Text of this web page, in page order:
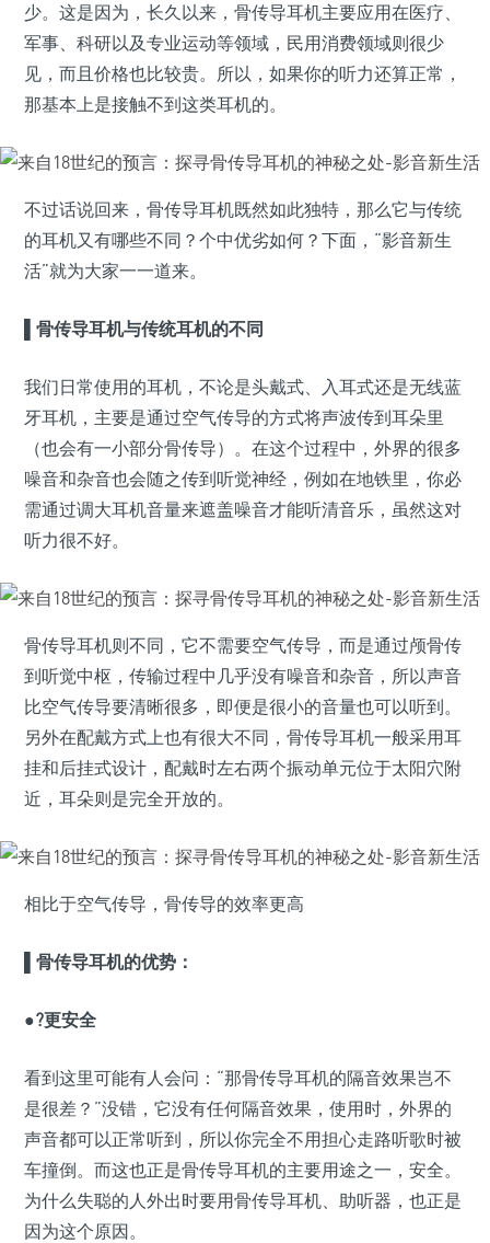
少。这是因为，长久以来，骨传导耳机主要应用在医疗、
军事、科研以及专业运动等领域，民用消费领域则很少
见，而且价格也比较贵。所以，如果你的听力还算正常，
那基本上是接触不到这类耳机的。
不过话说回来，骨传导耳机既然如此独特，那么它与传统
的耳机又有哪些不同？个中优劣如何？下面，“影音新生
活”就为大家一一道来。
▌骨传导耳机与传统耳机的不同
我们日常使用的耳机，不论是头戴式、入耳式还是无线蓝
牙耳机，主要是通过空气传导的方式将声波传到耳朵里
（也会有一小部分骨传导）。在这个过程中，外界的很多
噪音和杂音也会随之传到听觉神经，例如在地铁里，你必
需通过调大耳机音量来遮盖噪音才能听清音乐，虽然这对
听力很不好。
骨传导耳机则不同，它不需要空气传导，而是通过颅骨传
到听觉中枢，传输过程中几乎没有噪音和杂音，所以声音
比空气传导要清晰很多，即便是很小的音量也可以听到。
另外在配戴方式上也有很大不同，骨传导耳机一般采用耳
挂和后挂式设计，配戴时左右两个振动单元位于太阳穴附
近，耳朵则是完全开放的。
相比于空气传导，骨传导的效率更高
▌骨传导耳机的优势：
●?更安全
看到这里可能有人会问：“那骨传导耳机的隔音效果岂不
是很差？”没错，它没有任何隔音效果，使用时，外界的
声音都可以正常听到，所以你完全不用担心走路听歌时被
车撞倒。而这也正是骨传导耳机的主要用途之一，安全。
为什么失聪的人外出时要用骨传导耳机、助听器，也正是
因为这个原因。